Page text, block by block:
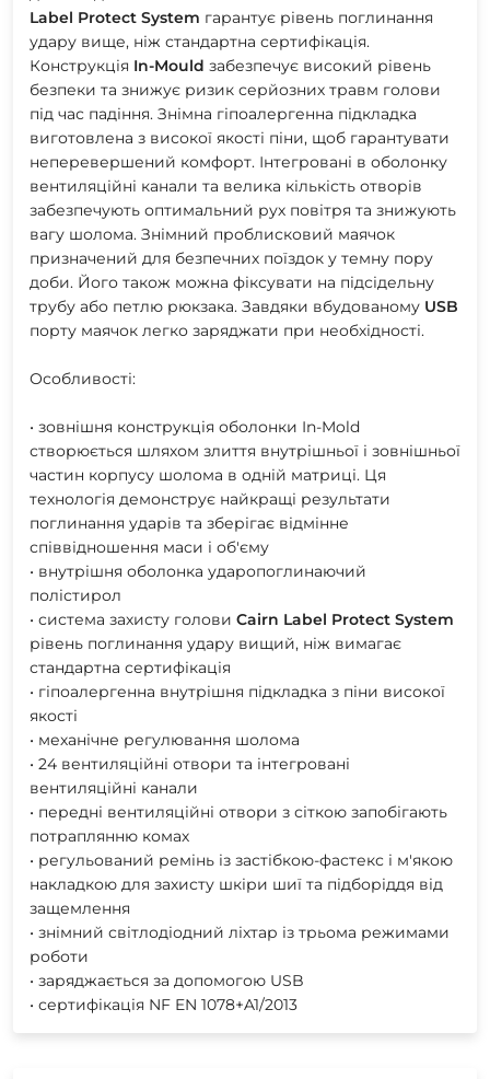
Label Protect System гарантує рівень поглинання
удару вище, ніж стандартна сертифікація.
Конструкція In-Mould забезпечує високий рівень
безпеки та знижує ризик серйозних травм голови
під час падіння. Знімна гіпоалергенна підкладка
виготовлена з високої якості піни, щоб гарантувати
неперевершений комфорт. Інтегровані в оболонку
вентиляційні канали та велика кількість отворів
забезпечують оптимальний рух повітря та знижують
вагу шолома. Знімний проблисковий маячок
призначений для безпечних поїздок у темну пору
доби. Його також можна фіксувати на підсідельну
трубу або петлю рюкзака. Завдяки вбудованому USB
порту маячок легко заряджати при необхідності.
Особливості:
• зовнішня конструкція оболонки In-Mold
створюється шляхом злиття внутрішньої і зовнішньої
частин корпусу шолома в одній матриці. Ця
технологія демонструє найкращі результати
поглинання ударів та зберігає відмінне
співвідношення маси і об'єму
• внутрішня оболонка ударопоглинаючий
полістирол
• система захисту голови Cairn Label Protect System
рівень поглинання удару вищий, ніж вимагає
стандартна сертифікація
• гіпоалергенна внутрішня підкладка з піни високої
якості
• механічне регулювання шолома
• 24 вентиляційні отвори та інтегровані
вентиляційні канали
• передні вентиляційні отвори з сіткою запобігають
потраплянню комах
• регульований ремінь із застібкою-фастекс і м'якою
накладкою для захисту шкіри шиї та підборіддя від
защемлення
• знімний світлодіодний ліхтар із трьома режимами
роботи
• заряджається за допомогою USB
• сертифікація NF EN 1078+A1/2013